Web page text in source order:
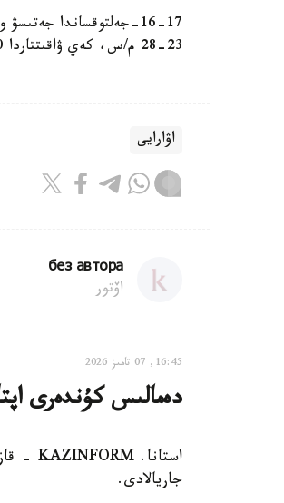
16-17-جەلتوقساندا
23-28 م/س، كەي ۋاقىتتاردا 30 م/س جانە ودان دا اسا كۇتىلەدى.
اۋارايى
без автора
اۆتور
16:45, 07 تامىز 2026
دەمالىس كۇندەرى
جاريالادى.